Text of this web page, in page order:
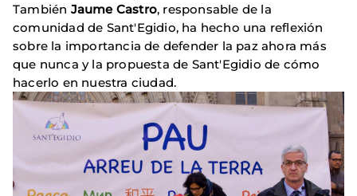
También Jaume Castro, responsable de la
comunidad de Sant'Egidio, ha hecho una reflexión
sobre la importancia de defender la paz ahora más
que nunca y la propuesta de Sant'Egidio de cómo
hacerlo en nuestra ciudad.